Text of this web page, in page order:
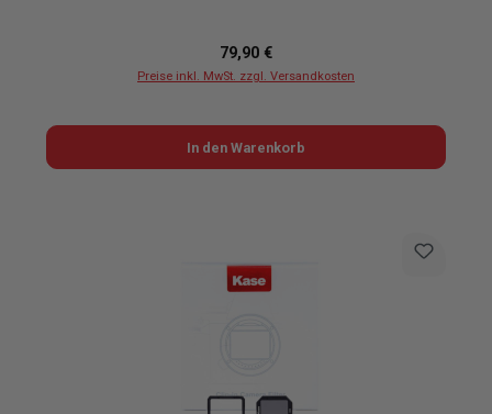
Regulärer Preis:
79,90 €
Preise inkl. MwSt. zzgl. Versandkosten
In den Warenkorb